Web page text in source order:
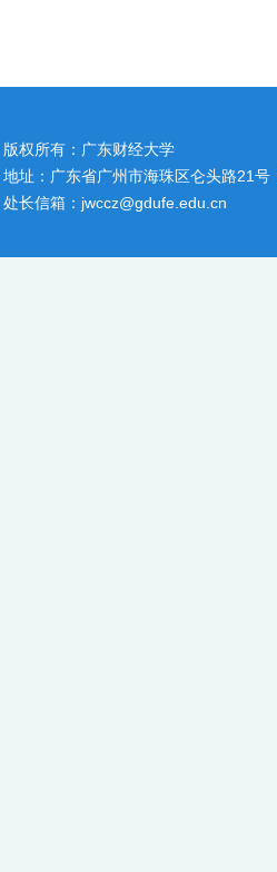
版权所有：广东财经大学
地址：广东省广州市海珠区仑头路21号
处长信箱：jwccz@gdufe.edu.cn